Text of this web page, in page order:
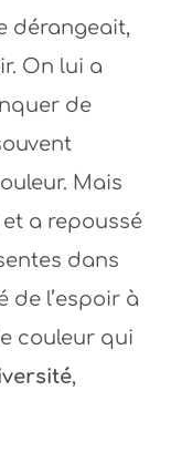
dérangeait,
On lui a
de
Mais
et a repoussé
dans
de l’espoir à
couleur qui
,